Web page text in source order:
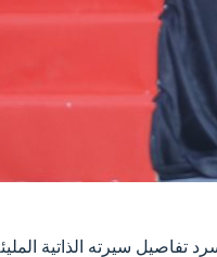
تفاصيل سيرته الذاتية